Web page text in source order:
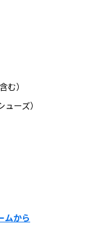
む）
ーズ）
ムから